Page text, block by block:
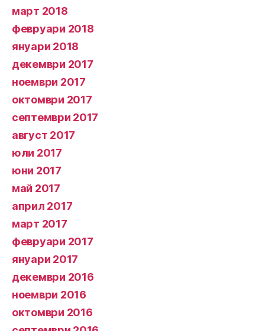
март 2018
февруари 2018
януари 2018
декември 2017
ноември 2017
октомври 2017
септември 2017
август 2017
юли 2017
юни 2017
май 2017
април 2017
март 2017
февруари 2017
януари 2017
декември 2016
ноември 2016
октомври 2016